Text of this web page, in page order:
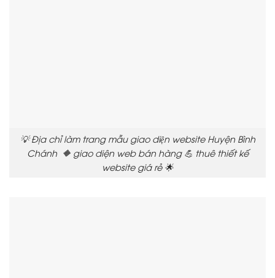
💡 Địa chỉ làm trang mẫu giao diện website Huyện Bình
Chánh 🔶 giao diện web bán hàng 💪 thuê thiết kế
website giá rẻ 🌟